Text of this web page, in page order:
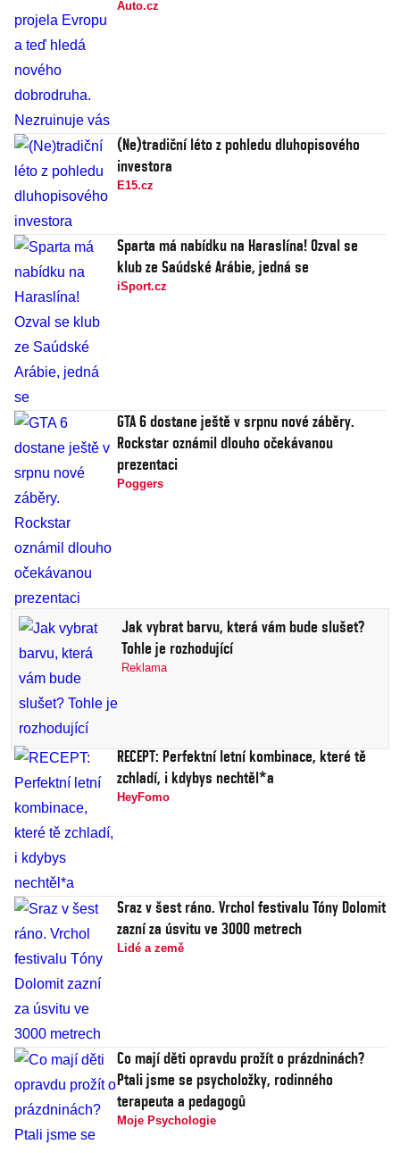
Auto.cz
(Ne)tradiční léto z pohledu dluhopisového
investora
E15.cz
Sparta má nabídku na Haraslína! Ozval se
klub ze Saúdské Arábie, jedná se
iSport.cz
GTA 6 dostane ještě v srpnu nové záběry.
Rockstar oznámil dlouho očekávanou
prezentaci
Poggers
Jak vybrat barvu, která vám bude slušet?
Tohle je rozhodující
Reklama
RECEPT: Perfektní letní kombinace, které tě
zchladí, i kdybys nechtěl*a
HeyFomo
Sraz v šest ráno. Vrchol festivalu Tóny Dolomit
zazní za úsvitu ve 3000 metrech
Lidé a země
Co mají děti opravdu prožít o prázdninách?
Ptali jsme se psycholožky, rodinného
terapeuta a pedagogů
Moje Psychologie